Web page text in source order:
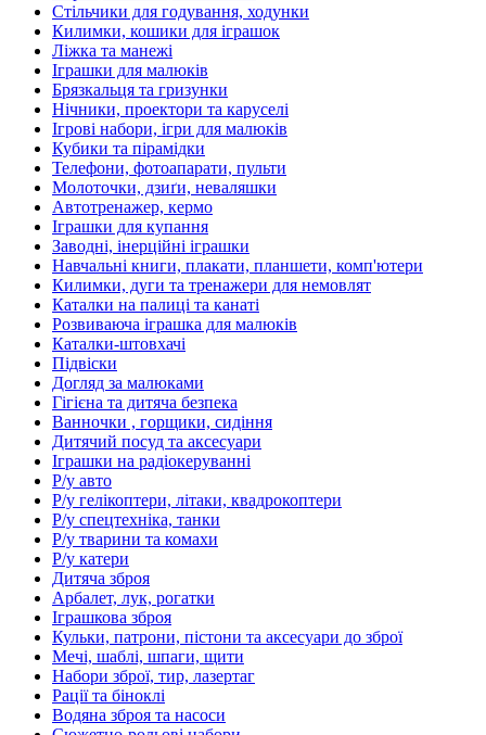
Стільчики для годування, ходунки
Килимки, кошики для іграшок
Ліжка та манежі
Іграшки для малюків
Брязкальця та гризунки
Нічники, проектори та каруселі
Ігрові набори, ігри для малюків
Кубики та пірамідки
Телефони, фотоапарати, пульти
Молоточки, дзиґи, неваляшки
Автотренажер, кермо
Іграшки для купання
Заводні, інерційні іграшки
Навчальні книги, плакати, планшети, комп'ютери
Килимки, дуги та тренажери для немовлят
Каталки на палиці та канаті
Розвиваюча іграшка для малюків
Каталки-штовхачі
Підвіски
Догляд за малюками
Гігієна та дитяча безпека
Ванночки , горщики, сидіння
Дитячий посуд та аксесуари
Іграшки на радіокеруванні
Р/у авто
Р/у гелікоптери, літаки, квадрокоптери
Р/у спецтехніка, танки
Р/у тварини та комахи
Р/у катери
Дитяча зброя
Арбалет, лук, рогатки
Іграшкова зброя
Кульки, патрони, пістони та аксесуари до зброї
Мечі, шаблі, шпаги, щити
Набори зброї, тир, лазертаг
Рації та біноклі
Водяна зброя та насоси